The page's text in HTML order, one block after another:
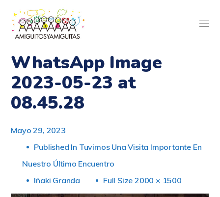
WhatsApp Image
2023-05-23 at
08.45.28
Mayo 29, 2023
Published In Tuvimos Una Visita Importante En
Nuestro Último Encuentro
Iñaki Granda
Full Size 2000 × 1500